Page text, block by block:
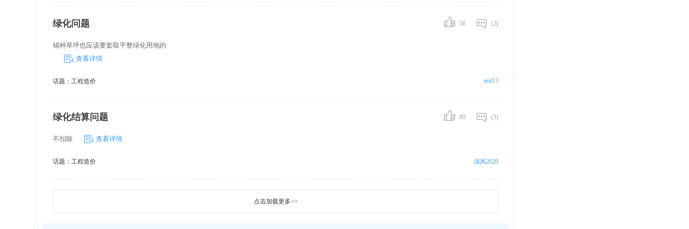
绿化问题 (2)
56
铺种草坪也应该要套取平整绿化用地的
查看详情
话题： 工程造价 tmf13
绿化结算问题 (3)
89
不扣除 查看详情
话题： 工程造价 清风2020
点击加载更多>>